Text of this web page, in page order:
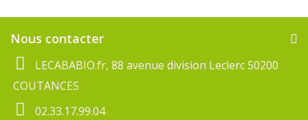
Nous contacter
LECABABIO.fr, 88 avenue division Leclerc 50200
COUTANCES
02.33.17.99.04